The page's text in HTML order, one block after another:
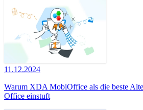
11.12.2024
Warum XDA MobiOffice als die beste
Office einstuft